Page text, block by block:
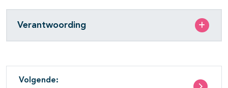
open- en dichtklappen
open- en dichtklappen
Verantwoording
Volgende: